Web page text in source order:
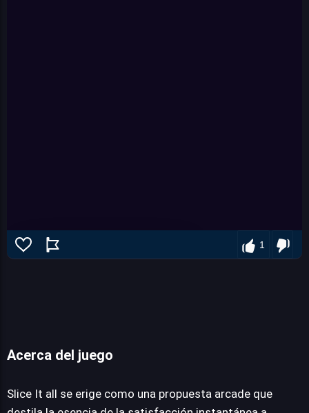
1
Acerca del juego
Slice It all se erige como una propuesta arcade que